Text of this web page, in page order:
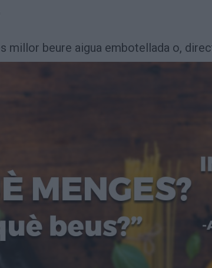
millor beure aigua embotellada o,